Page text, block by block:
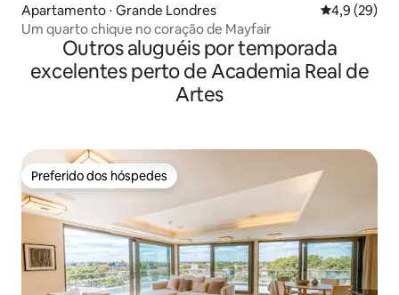
Apartamento ⋅ Grande Londres 4,9 de uma
4,9 (29)
Um quarto chique no coração de Mayfair
Outros aluguéis por temporada
excelentes perto de Academia Real de
Artes
Preferido dos hóspedes
Preferido dos hóspedes